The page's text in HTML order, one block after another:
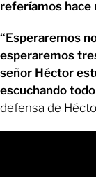
referíamos hace
“Esperaremos
esperaremos
señor Héctor
escuchando
defensa de